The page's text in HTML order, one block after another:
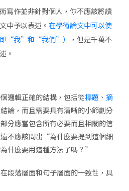
寫作並非針對個人，你不應該將讀
中予以表述。 在學術論文中可以使
即“我”和“我們”）
，但是千萬不
。
邏輯正確的結構，包括從標題 、 摘
論，而且需要具有清晰的小節劃分
分應當包含所有必要而且相關的信
不應該問出“為什麼要提到這個細
什麼要用這種方法了嗎？”
段落層面和句子層面的一致性，具